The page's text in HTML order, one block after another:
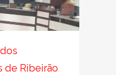
de Ribeirão